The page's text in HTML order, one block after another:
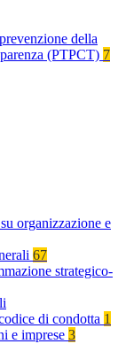
della
(PTPCT) 7
organizzazione e
67
strategico-
di condotta 1
e imprese 3